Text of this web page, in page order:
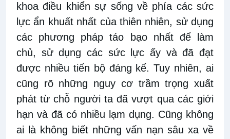
khoa điều khiển sự sống về phía các sức
lực ẩn khuất nhất của thiên nhiên, sử dụng
các phương pháp táo bạo nhất để làm
chủ, sử dụng các sức lực ấy và đã đạt
được nhiều tiến bộ đáng kể. Tuy nhiên, ai
cũng rõ những nguy cơ trầm trọng xuất
phát từ chỗ người ta đã vượt qua các giới
hạn và đã có nhiều lạm dụng. Cũng không
ai là không biết những vấn nạn sâu xa về